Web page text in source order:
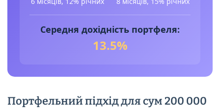
Середня дохідність портфеля:
13.5%
Портфельний підхід для сум 200 000